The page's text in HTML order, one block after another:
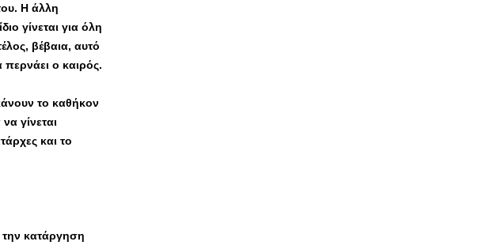
Η άλλη
γίνεται για όλη
βέβαια, αυτό
ο καιρός.
το καθήκον
γίνεται
και το
την κατάργηση